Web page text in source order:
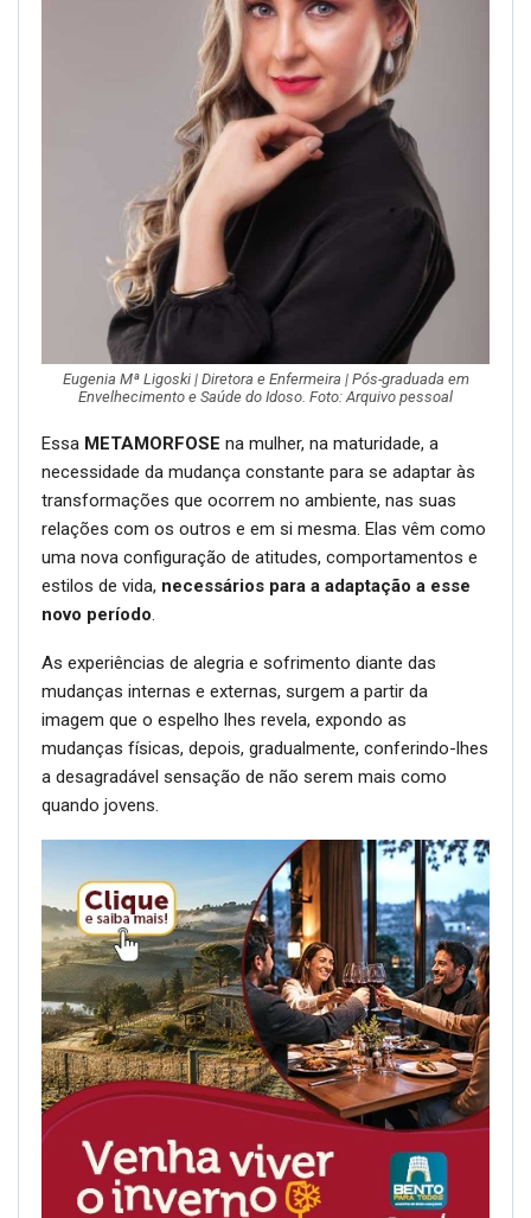
Eugenia Mª Ligoski | Diretora e Enfermeira | Pós-graduada em
Envelhecimento e Saúde do Idoso. Foto: Arquivo pessoal
Essa METAMORFOSE na mulher, na maturidade, a
necessidade da mudança constante para se adaptar às
transformações que ocorrem no ambiente, nas suas
relações com os outros e em si mesma. Elas vêm como
uma nova configuração de atitudes, comportamentos e
estilos de vida, necessários para a adaptação a esse
novo período.
As experiências de alegria e sofrimento diante das
mudanças internas e externas, surgem a partir da
imagem que o espelho lhes revela, expondo as
mudanças físicas, depois, gradualmente, conferindo-lhes
a desagradável sensação de não serem mais como
quando jovens.